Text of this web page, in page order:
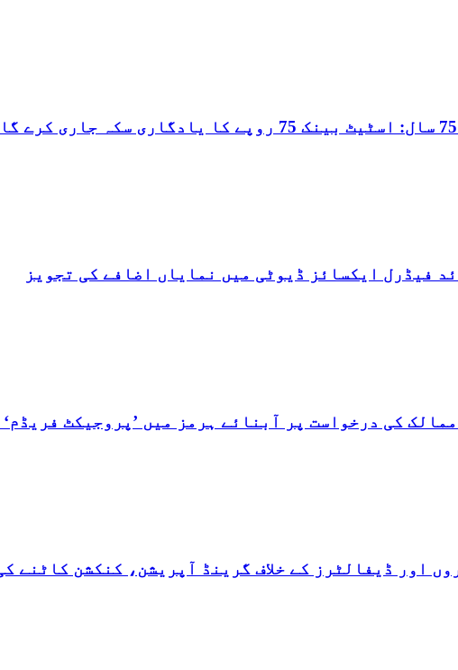
فیڈرل ایکسائز ڈیوٹی میں نمایاں اضافے کی تجویز
کی درخواست پر آبنائے ہرمز میں ’پروجیکٹ
اور ڈیفالٹرز کے خلاف گرینڈ آپریشن، کنکشن کاٹنے